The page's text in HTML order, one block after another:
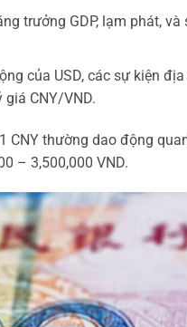
trưởng GDP, lạm phát,
của USD, các sự kiện
CNY/VND.
CNY thường dao động
– 3,500,000 VND.